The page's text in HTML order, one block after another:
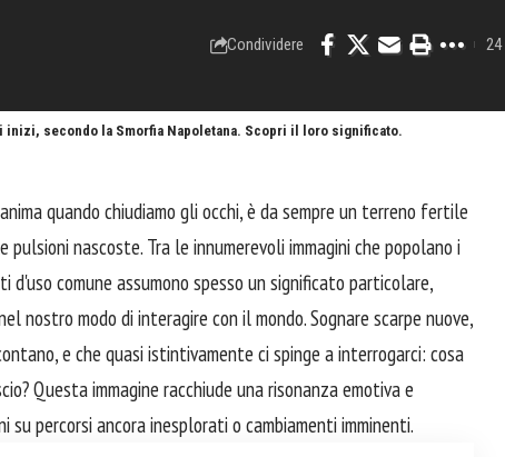
Condividere
secondo la Smorfia Napoletana. Scopri il loro significato.
quando chiudiamo gli occhi, è da sempre un terreno fertile
nascoste. Tra le innumerevoli immagini che popolano i
comune assumono spesso un significato particolare,
nostro modo di interagire con il mondo. Sognare scarpe nuove,
e che quasi istintivamente ci spinge a interrogarci: cosa
Questa immagine racchiude una risonanza emotiva e
percorsi ancora inesplorati o cambiamenti imminenti.